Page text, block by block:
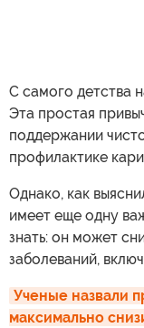
С самого детства
Эта простая
поддержании
профилактике
Однако, как
имеет еще одну
знать: он может
заболеваний,
Ученые назвали
максимально